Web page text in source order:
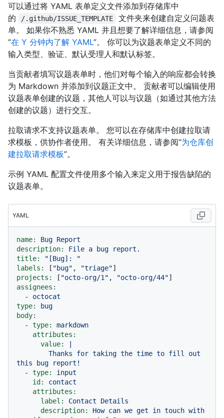
可以通过将 YAML 表单定义文件添加到存储库中
的
/.github/ISSUE_TEMPLATE
文件夹来创建自定义问题表
单。 如果你不熟悉 YAML 并且想要了解详细信息，请参阅
“在 Y 分钟内了解 YAML”。 你可以为议题表单定义不同的
输入类型、验证、默认受理人和默认标签。
当贡献者填写议题表单时，他们对每个输入的响应都会转换
为 Markdown 并添加到议题正文中。 贡献者可以编辑使用
议题表单创建的议题，其他人可以与议题（如通过其他方法
创建的议题）进行交互。
拉取请求不支持议题表单。 您可以在存储库中创建拉取请
求模板，供协作者使用。 有关详细信息，请参阅“为仓库创
建拉取请求模板”。
示例 YAML 配置文件使用多个输入来定义用于报告缺陷的
议题表单。
YAML
name: Bug Report
description:
File a bug
report.
title:
"[Bug]: "
labels:
[ "bug" , "triage"
projects:
[ "octo-org/1" , "octo-org/44"
assignees:
-
octocat
type:
bug
body:
-
type:
markdown
attributes:
value:
-
type:
input
id:
contact
attributes:
label:
Contact
Details
description:
How can we get in touch with